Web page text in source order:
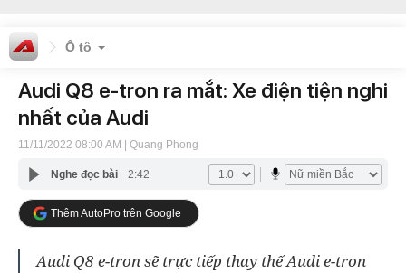
Ô tô
Audi Q8 e-tron ra mắt: Xe điện tiện nghi
nhất của Audi
11/11/2022 08:00 AM | Quang Phong
Nghe đọc bài 2:42
Thêm AutoPro trên Google
Audi Q8 e-tron sẽ trực tiếp thay thế Audi e-tron